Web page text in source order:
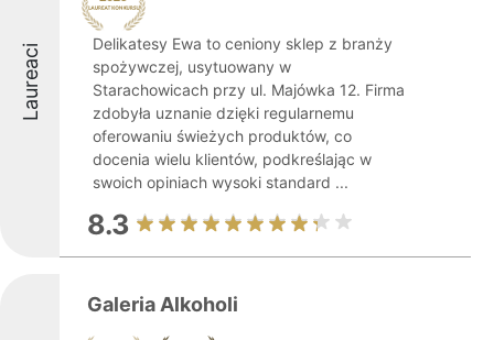
Laureaci
Delikatesy Ewa to ceniony sklep z branży
spożywczej, usytuowany w
Starachowicach przy ul. Majówka 12. Firma
zdobyła uznanie dzięki regularnemu
oferowaniu świeżych produktów, co
docenia wielu klientów, podkreślając w
swoich opiniach wysoki standard ...
8.3
Galeria Alkoholi